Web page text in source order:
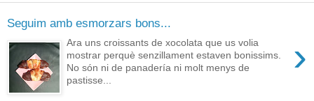
Seguim amb esmorzars bons...
›
Ara uns croissants de xocolata que us volia
mostrar perquè senzillament estaven bonissims.
No són ni de panadería ni molt menys de
pastisse...